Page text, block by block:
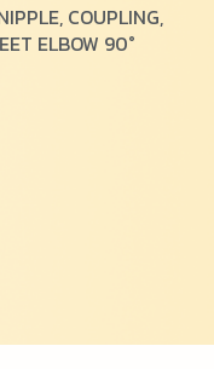
COUPLING,
ELBOW 90°